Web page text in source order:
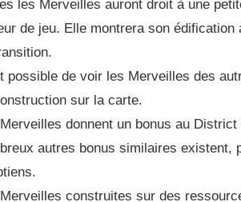
les Merveilles auront droit à une
de jeu. Elle montrera son
possible de voir les Merveilles des
sur la carte.
donnent un bonus au
autres bonus similaires existent,
construites sur des